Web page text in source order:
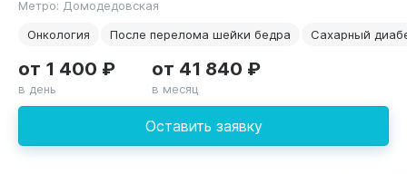
Метро: Домодедовская
Онкология
После перелома шейки бедра Сахарный
Оставить заявку
от 1 400 ₽
в день
от 41 840 ₽
в месяц